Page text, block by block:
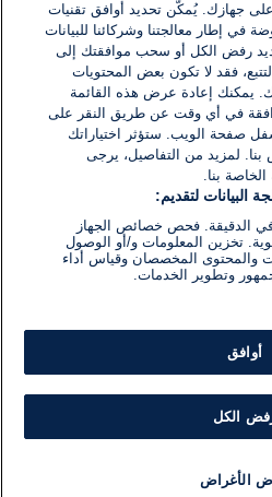
على جهازك. يُمكّن تحديد أوافق تقنيات
في إطار معالجتنا وشركائنا للبيانات
رفض الكل أو سحب موافقتك إلى
فقد لا تكون بعض المحتويات
بك. يمكنك إعادة عرض هذه القائمة
في أي وقت عن طريق النقر على
صفحة الويب. ستؤثر اختياراتك
بنا. لمزيد من التفاصيل، يرجى
بنا.
البيانات لتقديم:
الدقيقة. فحص خصائص الجهاز
تخزين المعلومات و/أو الوصول
والمحتوى المخصصان وقياس أداء
وتطوير الخدمات.
أوافق
الكل
الأغراض